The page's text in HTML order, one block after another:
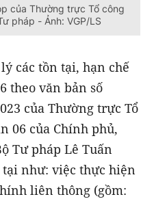
của Thường trực Tổ công
pháp - Ảnh: VGP/LS
các tồn tại, hạn chế
theo văn bản số
của Thường trực Tổ
06 của Chính phủ,
Tư pháp Lê Tuấn
như: việc thực hiện
liên thông (gồm: